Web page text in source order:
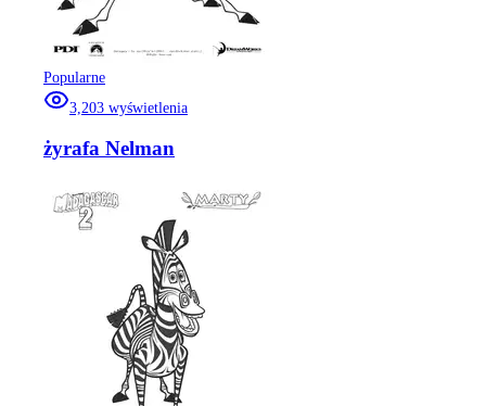
Popularne
3,203 wyświetlenia
żyrafa Nelman